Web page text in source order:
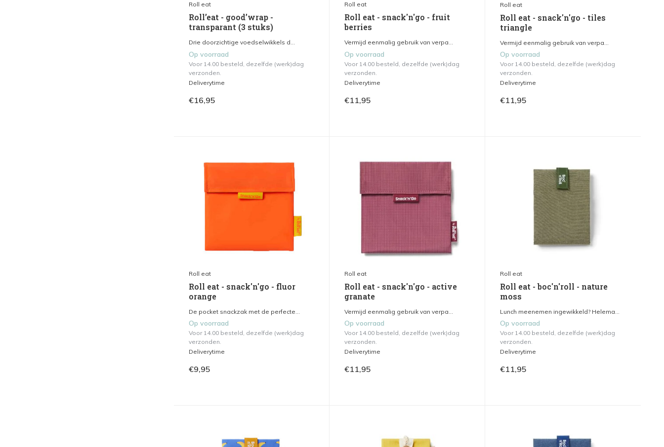
Roll eat
Roll’eat - good’wrap -
transparant (3 stuks)
Drie doorzichtige voedselwikkels d...
Op voorraad
Voor 14.00 besteld, dezelfde (werk)dag
verzonden.
Deliverytime
€16,95
Roll eat
Roll eat - snack'n'go - fruit
berries
Vermijd eenmalig gebruik van verpa...
Op voorraad
Voor 14.00 besteld, dezelfde (werk)dag
verzonden.
Deliverytime
€11,95
Roll eat
Roll eat - snack'n'go - tiles
triangle
Vermijd eenmalig gebruik van verpa...
Op voorraad
Voor 14.00 besteld, dezelfde (werk)dag
verzonden.
Deliverytime
€11,95
Roll eat
Roll eat - snack'n'go - fluor
orange
De pocket snackzak met de perfecte...
Op voorraad
Voor 14.00 besteld, dezelfde (werk)dag
verzonden.
Deliverytime
€9,95
Roll eat
Roll eat - snack'n'go - active
granate
Vermijd eenmalig gebruik van verpa...
Op voorraad
Voor 14.00 besteld, dezelfde (werk)dag
verzonden.
Deliverytime
€11,95
Roll eat
Roll eat - boc'n'roll - nature
moss
Lunch meenemen ingewikkeld? Helema...
Op voorraad
Voor 14.00 besteld, dezelfde (werk)dag
verzonden.
Deliverytime
€11,95